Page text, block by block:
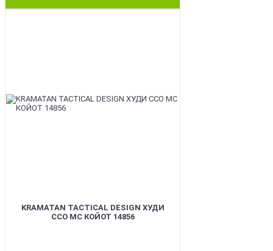
KRAMATAN TACTICAL DESIGN ХУДИ
ССО МС КОЙОТ 14856